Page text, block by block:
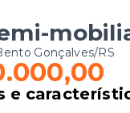
Gonçalves/RS
e